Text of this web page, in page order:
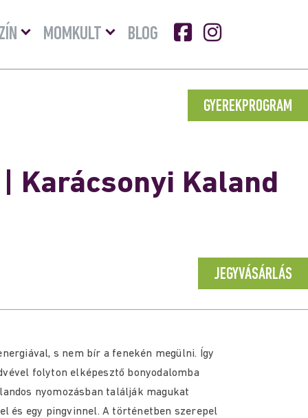
Menü
lenyitásaMOMKULT
Menü
lenyitása
BLOG
GYEREKPROGRAM
Karácsonyi Kaland
JEGYVÁSÁRLÁS
s nem bír a fenekén megülni. Így
folyton elképesztő bonyodalomba
nyomozásban találják magukat
és egy pingvinnel. A történetben szerepel